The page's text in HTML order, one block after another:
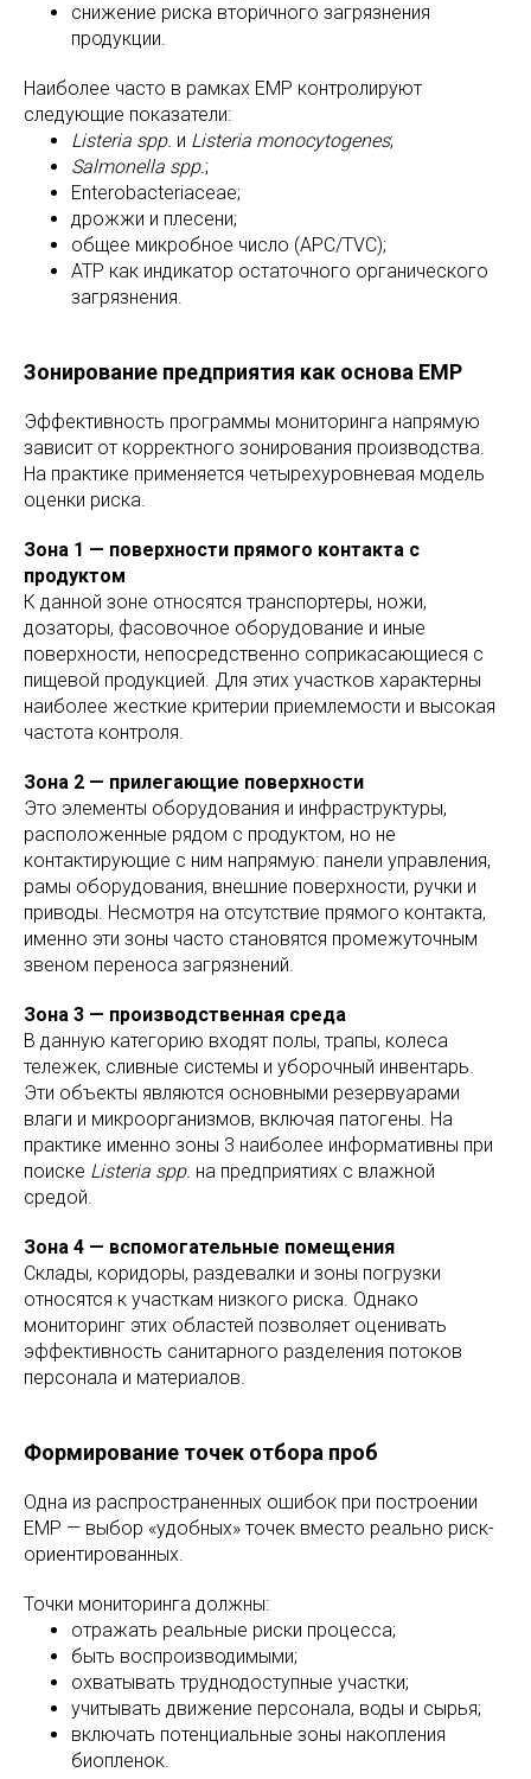
снижение риска вторичного загрязнения
продукции.
Наиболее часто в рамках EMP контролируют
следующие показатели:
Listeria spp. и Listeria monocytogenes;
Salmonella spp.;
Enterobacteriaceae;
дрожжи и плесени;
общее микробное число (APC/TVC);
ATP как индикатор остаточного органического
загрязнения.
Зонирование предприятия как основа EMP
Эффективность программы мониторинга напрямую
зависит от корректного зонирования производства.
На практике применяется четырехуровневая модель
оценки риска.
Зона 1 — поверхности прямого контакта с
продуктом
К данной зоне относятся транспортеры, ножи,
дозаторы, фасовочное оборудование и иные
поверхности, непосредственно соприкасающиеся с
пищевой продукцией. Для этих участков характерны
наиболее жесткие критерии приемлемости и высокая
частота контроля.
Зона 2 — прилегающие поверхности
Это элементы оборудования и инфраструктуры,
расположенные рядом с продуктом, но не
контактирующие с ним напрямую: панели управления,
рамы оборудования, внешние поверхности, ручки и
приводы. Несмотря на отсутствие прямого контакта,
именно эти зоны часто становятся промежуточным
звеном переноса загрязнений.
Зона 3 — производственная среда
В данную категорию входят полы, трапы, колеса
тележек, сливные системы и уборочный инвентарь.
Эти объекты являются основными резервуарами
влаги и микроорганизмов, включая патогены. На
практике именно зоны 3 наиболее информативны при
поиске Listeria spp. на предприятиях с влажной
средой.
Зона 4 — вспомогательные помещения
Склады, коридоры, раздевалки и зоны погрузки
относятся к участкам низкого риска. Однако
мониторинг этих областей позволяет оценивать
эффективность санитарного разделения потоков
персонала и материалов.
Формирование точек отбора проб
Одна из распространенных ошибок при построении
EMP — выбор «удобных» точек вместо реально риск-
ориентированных.
Точки мониторинга должны:
отражать реальные риски процесса;
быть воспроизводимыми;
охватывать труднодоступные участки;
учитывать движение персонала, воды и сырья;
включать потенциальные зоны накопления
биопленок.